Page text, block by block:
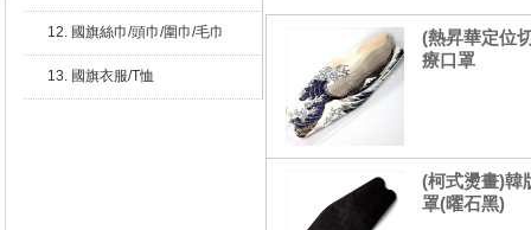
12. 國旗絲巾/頭巾/圍巾/毛巾
13. 國旗衣服/T恤
(熱昇華定位
療口罩
(柯式燙畫)韓
罩(曜石黑)